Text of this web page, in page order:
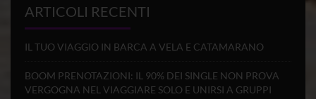
ARTICOLI RECENTI
IL TUO VIAGGIO IN BARCA A VELA E CATAMARANO
BOOM PRENOTAZIONI: IL 90% DEI SINGLE NON PROVA
VERGOGNA NEL VIAGGIARE SOLO E UNIRSI A GRUPPI